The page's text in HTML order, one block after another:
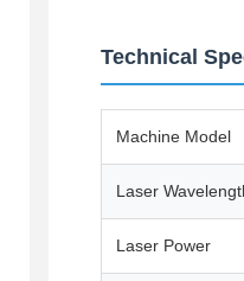
Technical
Machine Model
Laser
Laser Power